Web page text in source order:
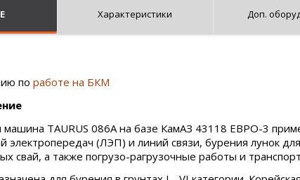
Характеристики Доп.
по работе на БКМ
машина TAURUS 086A на базе КамАЗ 43118 ЕВРО-3
электропередач (ЛЭП) и линий связи, бурения лунок
свай, а также погрузо-рагрузочные работы и